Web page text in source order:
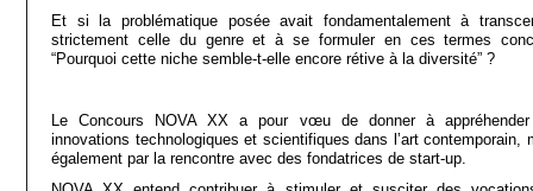
Et si la problématique posée avait fondamentalement à
strictement celle du genre et à se formuler en ces termes
“Pourquoi cette niche semble-t-elle encore rétive à la diversité” ?
Le Concours NOVA XX a pour vœu de donner à
innovations technologiques et scientifiques dans l’art contemporain,
également par la rencontre avec des fondatrices de start-up.